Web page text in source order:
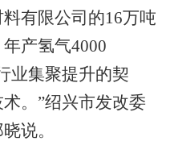
有限公司的16万吨
产氢气4000
业集聚提升的契
。”绍兴市发改委
说。